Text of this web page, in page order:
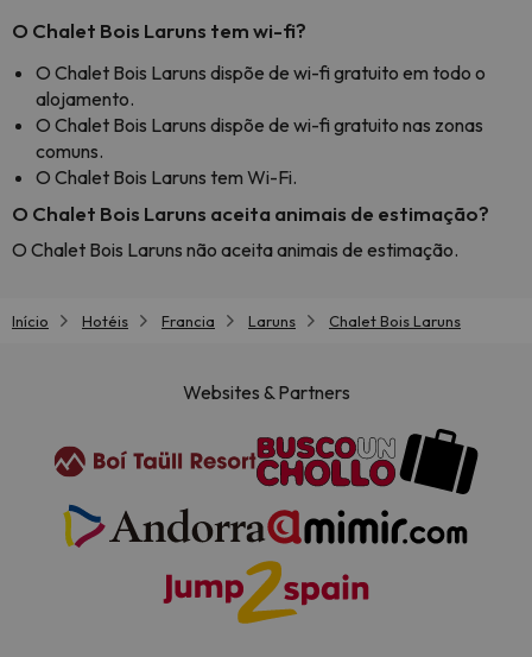
O Chalet Bois Laruns tem wi-fi?
O Chalet Bois Laruns dispõe de wi-fi gratuito em todo o
alojamento.
O Chalet Bois Laruns dispõe de wi-fi gratuito nas zonas
comuns.
O Chalet Bois Laruns tem Wi-Fi.
O Chalet Bois Laruns aceita animais de estimação?
O Chalet Bois Laruns não aceita animais de estimação.
Início Hotéis Francia Laruns Chalet Bois Laruns
Websites & Partners